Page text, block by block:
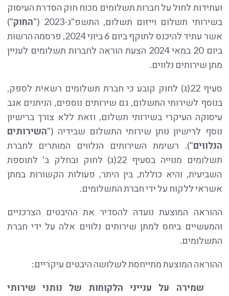
ועתידות לחול על חברות תשלומים מכוח חוק הסדרת העיסוק
בשירותי תשלום וייזום תשלום, התשפ"ג-2023 ("
החוק")
אשר עתיד להיכנס לתוקף ביום 6 ביוני 2024, פרסמה הרשות
ביום 20 במאי 2024 הצעת הוראה לחברות תשלומים לעניין
מתן שירותים נלווים.
סעיף 22(ג) לחוק קובע כי חברת תשלומים רשאית לספק,
בנוסף לשירותי התשלום, גם שירותים נוספים, הניתנים אגב
עיסוקה העיקרי בשירותי תשלום, וזאת ללא צורך ברישיון
נוסף לרישיון נותן שירותי התשלום שבידיה ("השירותים
הנלווים"). רשימת השירותים הנלווים המותרים לחברת
תשלומים מנוייה בסעיף 22(ג) לחוק ובחלק ב' לתוספת
השביעית, והיא כוללת, בין היתר, פעולות הקשורות במתן
אשראי ללקוח על ידי חברת התשלומים.
ההוראה המוצעת נועדה להסדיר את ההיבטים הצרכניים
והמעשיים ביחס למתן שירותים נלווים אלה על ידי חברת
התשלומים.
ההוראה המוצעת מתייחסת לשלושה היבטים עיקריים:
שמירה על ענייני הלקוחות של נותני שירותי